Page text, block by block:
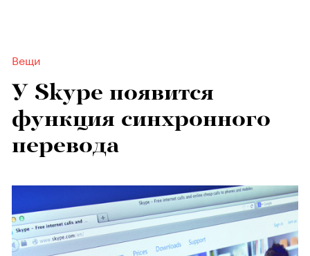
Вещи
У Skype появится
функция синхронного
перевода